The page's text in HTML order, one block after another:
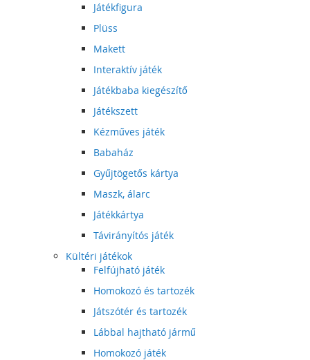
Játékfigura
Plüss
Makett
Interaktív játék
Játékbaba kiegészítő
Játékszett
Kézműves játék
Babaház
Gyűjtögetős kártya
Maszk, álarc
Játékkártya
Távirányítós játék
Kültéri játékok
Felfújható játék
Homokozó és tartozék
Játszótér és tartozék
Lábbal hajtható jármű
Homokozó játék